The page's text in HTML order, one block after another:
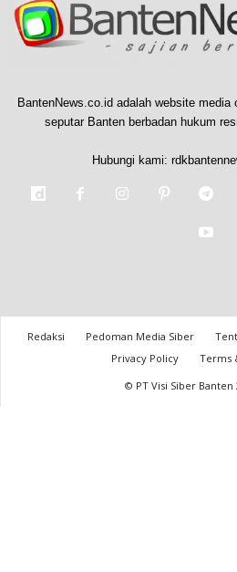
BantenNews.co.id adalah website
seputar Banten berbadan hukum
Hubungi kami:
Redaksi Pedoman Media Siber
Privacy Policy
Terms
© PT Visi Siber Banten